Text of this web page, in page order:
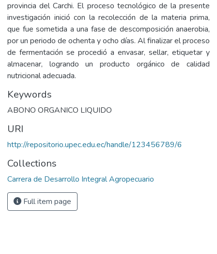
provincia del Carchi. El proceso tecnológico de la presente
investigación inició con la recolección de la materia prima,
que fue sometida a una fase de descomposición anaerobia,
por un periodo de ochenta y ocho días. Al finalizar el proceso
de fermentación se procedió a envasar, sellar, etiquetar y
almacenar, logrando un producto orgánico de calidad
nutricional adecuada.
Keywords
ABONO ORGANICO LIQUIDO
URI
http://repositorio.upec.edu.ec/handle/123456789/6
Collections
Carrera de Desarrollo Integral Agropecuario
Full item page